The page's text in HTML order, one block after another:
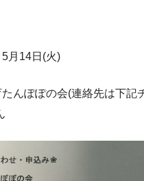
月14日(火)
んぽぽの会(連絡先は下記